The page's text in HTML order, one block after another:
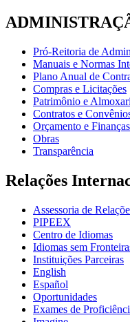
Pró-Reitoria de
Manuais e Normas
Plano Anual de
Compras e Licitações
Patrimônio e
Contratos e
Orçamento e Finanças
Obras
Transparência
Relações
Assessoria de
PIPEEX
Centro de Idiomas
Idiomas sem
Instituições Parceiras
English
Español
Oportunidades
Exames de